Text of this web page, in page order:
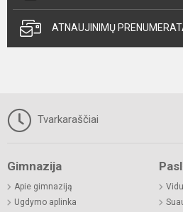
ATNAUJINIMŲ
Tvarkaraščiai
Gimnazija
Apie gimnaziją
Ugdymo aplinka